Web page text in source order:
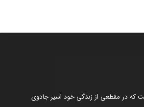
که در مقطعی از زندگی خود اسیر جادوی